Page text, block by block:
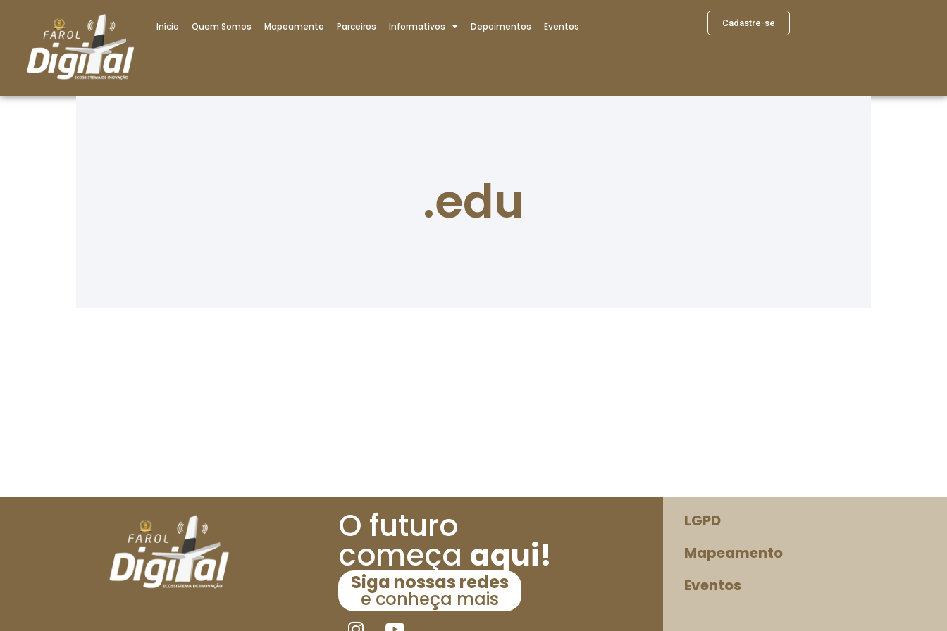
Início Quem Somos Mapeamento Parceiros Informativos Depoimentos Eventos Cadastre-se
.edu
O futuro
começa aqui!
Siga nossas redes
e conheça mais
LGPD
Mapeamento
Eventos